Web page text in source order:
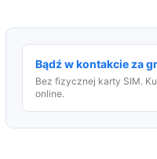
Bądź w kontakcie za
Bez fizycznej karty SIM.
online.